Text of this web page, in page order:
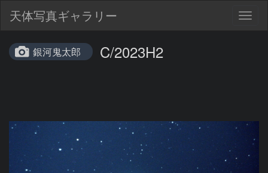
天体写真ギャラリー
銀河鬼太郎 C/2023H2